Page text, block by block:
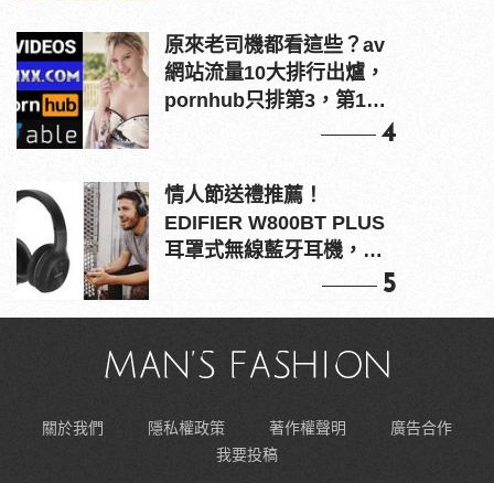
原來老司機都看這些？av
網站流量10大排行出爐，
pornhub只排第3，第1名
4
情人節送禮推薦！
EDIFIER W800BT PLUS
耳罩式無線藍牙耳機，在
5
關於我們 隱私權政策 著作權聲明
廣告合作
我要投稿